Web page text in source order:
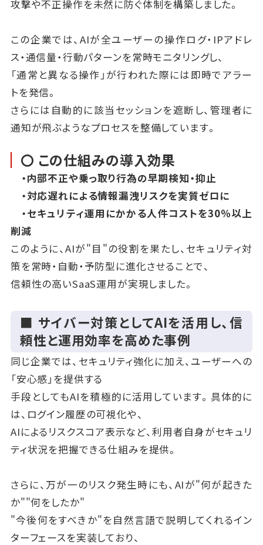
攻撃や不正操作を未然に防ぐ体制を構築しました。
この企業では、AIが全ユーザーの操作ログ・IPアドレ
ス・通信量・行動パターンを常時モニタリングし、
「通常と異なる操作」が行われた際には即時でアラー
トを発信。
さらには自動的に該当セッションを遮断し、管理者に
通知が飛ぶようなプロセスを整備しています。
〇 この仕組みの導入効果
・内部不正や乗っ取り行為の早期検知・抑止
・対応遅れによる情報漏洩リスクを実質ゼロに
・セキュリティ運用にかかる人件コストを30％以上
削減
このように、AIが"目"の役割を果たし、セキュリティ対
策を常時・自動・予防型に進化させることで、
信頼性の高いSaaS運用が実現しました。
■ サイバー対策としてAIを活用し、信
頼性と運用効率を高めた事例
同じ企業では、セキュリティ強化に加え、ユーザーへの
「安心感」を提供する
手段としてもAIを積極的に活用しています。具体的に
は、ログイン履歴の可視化や、
AIによるリスクスコア表示など、利用者自身がセキュリ
ティ状況を把握できる仕組みを提供。
さらに、万が一のリスク発生時にも、AIが"何が起きた
か""何をしたか"
"今後何をすべきか"を自然言語で説明してくれるイン
ターフェースを実装しており、